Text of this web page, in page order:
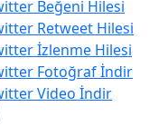
Beğeni Hilesi
Retweet Hilesi
İzlenme Hilesi
Fotoğraf İndir
Video İndir